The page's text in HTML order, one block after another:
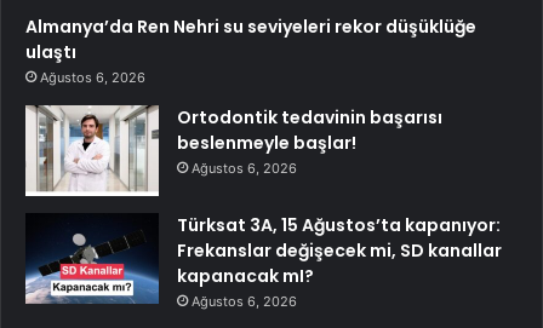
Almanya’da Ren Nehri su seviyeleri rekor düşüklüğe
ulaştı
Ağustos 6, 2026
Ortodontik tedavinin başarısı
beslenmeyle başlar!
Ağustos 6, 2026
Türksat 3A, 15 Ağustos’ta kapanıyor:
Frekanslar değişecek mi, SD kanallar
kapanacak mI?
Ağustos 6, 2026